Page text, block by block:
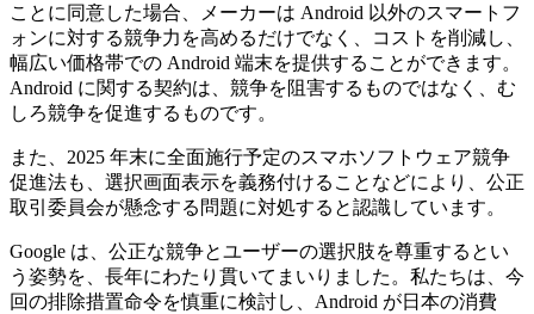
ことに同意した場合、メーカーは Android 以外のスマートフ
ォンに対する競争力を高めるだけでなく、コストを削減し、
幅広い価格帯での Android 端末を提供することができます。
Android に関する契約は、競争を阻害するものではなく、む
しろ競争を促進するものです。
また、2025 年末に全面施行予定のスマホソフトウェア競争
促進法も、選択画面表示を義務付けることなどにより、公正
取引委員会が懸念する問題に対処すると認識しています。
Google は、公正な競争とユーザーの選択肢を尊重するとい
う姿勢を、長年にわたり貫いてまいりました。私たちは、今
回の排除措置命令を慎重に検討し、Android が日本の消費